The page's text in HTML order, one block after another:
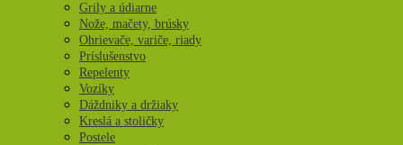
Grily a údiarne
Nože, mačety, brúsky
Ohrievače, variče, riady
Príslušenstvo
Repelenty
Vozíky
Dáždniky a držiaky
Kreslá a stoličky
Postele